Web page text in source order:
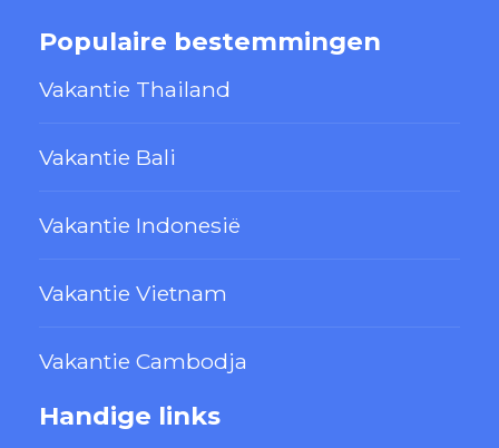
Populaire bestemmingen
Vakantie Thailand
Vakantie Bali
Vakantie Indonesië
Vakantie Vietnam
Vakantie Cambodja
Handige links